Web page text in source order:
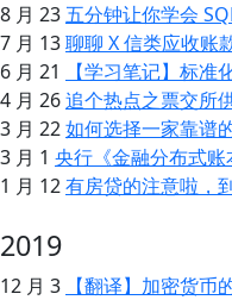
8 月 23五分钟让你学会
7 月 13聊聊 X 信类应收账
6 月 21
【学习笔记】标准
4 月 26追个热点之票交所
3 月 22如何选择一家靠谱
3 月 1 央行《金融分布式
1 月 12有房贷的注意啦，
2019
12 月 3
【翻译】加密货币